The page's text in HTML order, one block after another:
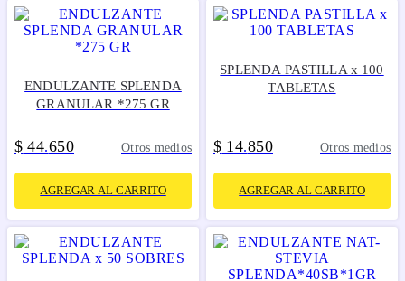
ENDULZANTE SPLENDA
GRANULAR *275 GR
$ 44.650 Otros medios
AGREGAR AL CARRITO
SPLENDA PASTILLA x 100
TABLETAS
$ 14.850 Otros medios
AGREGAR AL CARRITO